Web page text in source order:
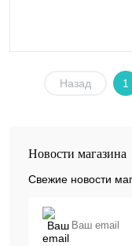
Назад 1
Новости магазина
Свежие новости